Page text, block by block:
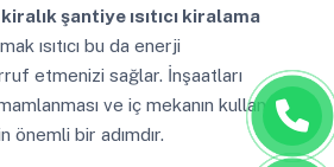
kiralık şantiye ısıtıcı kiralama
ısıtıcı bu da enerji
etmenizi sağlar. İnşaatları
ve iç mekanın kullanıma
önemli bir adımdır.